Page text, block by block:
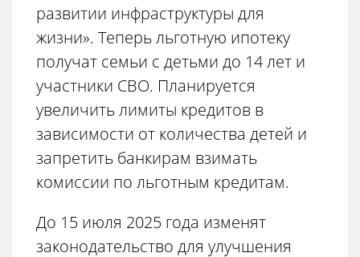
развитии инфраструктуры для
жизни». Теперь льготную ипотеку
получат семьи с детьми до 14 лет и
участники СВО. Планируется
увеличить лимиты кредитов в
зависимости от количества детей и
запретить банкирам взимать
комиссии по льготным кредитам.
До 15 июля 2025 года изменят
законодательство для улучшения